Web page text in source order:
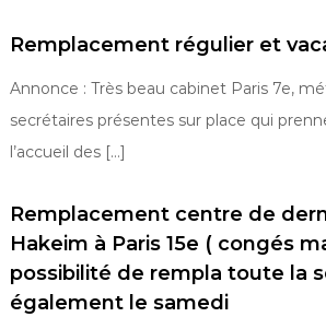
Remplacement régulier et
Annonce : Très beau cabinet Paris 7e,
secrétaires présentes sur place qui
l’accueil des […]
Remplacement centre de
Hakeim à Paris 15e ( congés
possibilité de rempla toute la
également le samedi